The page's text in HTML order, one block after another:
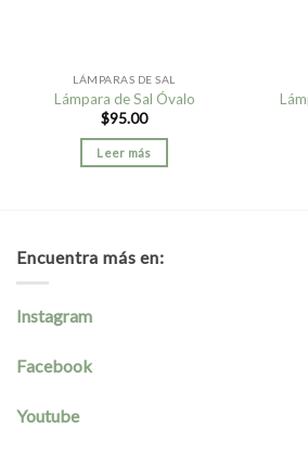
LÁMPARAS DE SAL
Lámpara de Sal Óvalo
$95.00
Leer más
Encuentra más en:
Instagram
Facebook
Youtube